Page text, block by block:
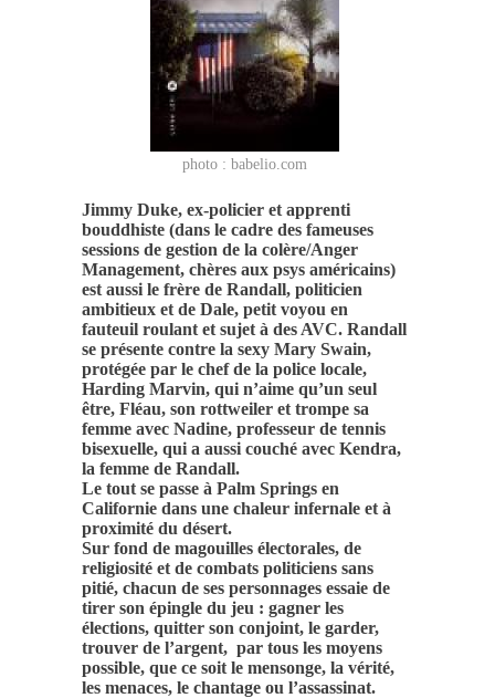
photo : babelio.com
Jimmy Duke, ex-policier et apprenti
bouddhiste (dans le cadre des fameuses
sessions de gestion de la colère/Anger
Management, chères aux psys américains)
est aussi le frère de Randall, politicien
ambitieux et de Dale, petit voyou en
fauteuil roulant et sujet à des AVC. Randall
se présente contre la sexy Mary Swain,
protégée par le chef de la police locale,
Harding Marvin, qui n’aime qu’un seul
être, Fléau, son rottweiler et trompe sa
femme avec Nadine, professeur de tennis
bisexuelle, qui a aussi couché avec Kendra,
la femme de Randall.
Le tout se passe à Palm Springs en
Californie dans une chaleur infernale et à
proximité du désert.
Sur fond de magouilles électorales, de
religiosité et de combats politiciens sans
pitié, chacun de ses personnages essaie de
tirer son épingle du jeu : gagner les
élections, quitter son conjoint, le garder,
trouver de l’argent, par tous les moyens
possible, que ce soit le mensonge, la vérité,
les menaces, le chantage ou l’assassinat.